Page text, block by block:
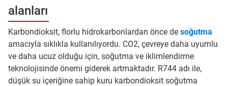
alanları
Karbondioksit, florlu hidrokarbonlardan önce de soğutma
amacıyla sıklıkla kullanılıyordu. CO2, çevreye daha uyumlu
ve daha ucuz olduğu için, soğutma ve iklimlendirme
teknolojisinde önemi giderek artmaktadır. R744 adı ile,
düşük su içeriğine sahip kuru karbondioksit soğutma